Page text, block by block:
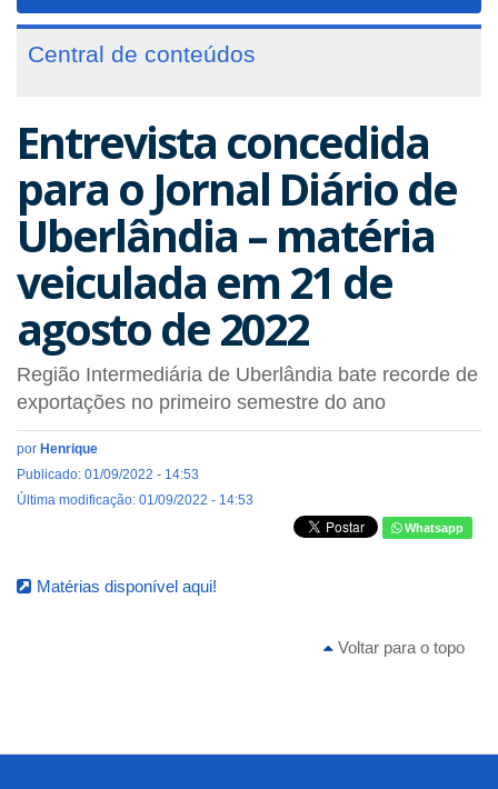
Central de conteúdos
Entrevista concedida
para o Jornal Diário de
Uberlândia – matéria
veiculada em 21 de
agosto de 2022
Região Intermediária de Uberlândia bate recorde de
exportações no primeiro semestre do ano
por Henrique
Publicado: 01/09/2022 - 14:53
Última modificação: 01/09/2022 - 14:53
Whatsapp
Matérias disponível aqui!
Voltar para o topo